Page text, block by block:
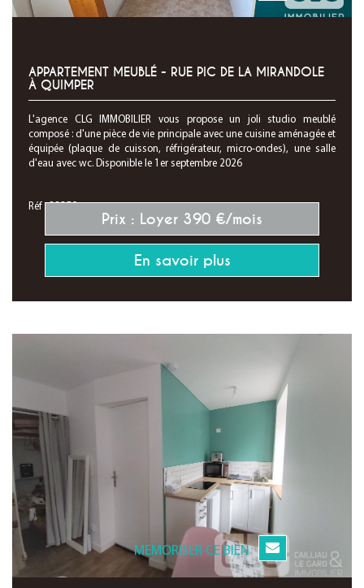
APPARTEMENT MEUBLÉ - RUE PIC DE LA MIRANDOLE
À QUIMPER
L'agence CLG IMMOBILIER vous propose un joli studio meublé
composé : d'une pièce de vie principale avec une cuisine aménagée et
équipée (plaque de cuisson, réfrigérateur, micro-ondes), une salle
d'eau avec wc. Disponible le 1er septembre 2026
Réf : 28350
Prix : Loyer 390 €/mois
En savoir plus
MEMORISER CE BIEN